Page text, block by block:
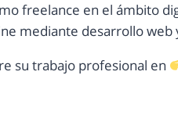
freelance en el ámbito
mediante desarrollo web
su trabajo profesional en